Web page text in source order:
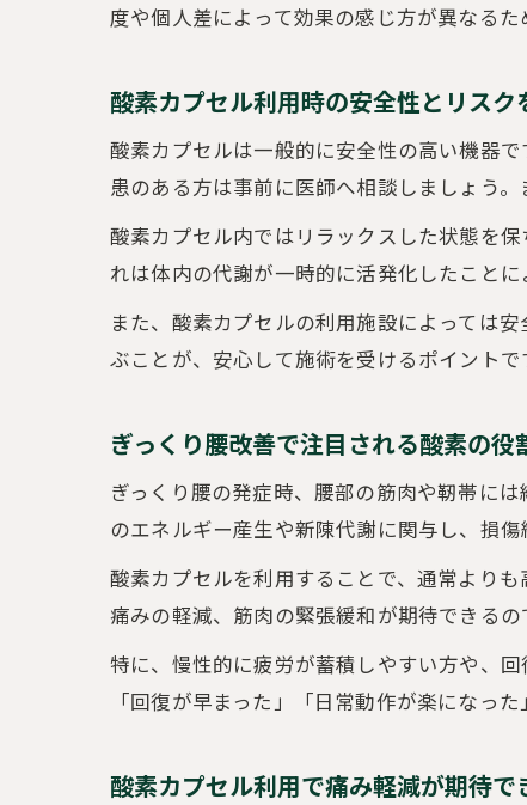
度や個人差によって効果の感じ方が異なるた
酸素カプセル利用時の安全性とリスク
酸素カプセルは一般的に安全性の高い機器
患のある方は事前に医師へ相談しましょう
酸素カプセル内ではリラックスした状態を
れは体内の代謝が一時的に活発化したこと
また、酸素カプセルの利用施設によっては
ぶことが、安心して施術を受けるポイントで
ぎっくり腰改善で注目される酸素の役
ぎっくり腰の発症時、腰部の筋肉や靭帯に
のエネルギー産生や新陳代謝に関与し、損傷
酸素カプセルを利用することで、通常より
痛みの軽減、筋肉の緊張緩和が期待できるの
特に、慢性的に疲労が蓄積しやすい方や、
「回復が早まった」「日常動作が楽になっ
酸素カプセル利用で痛み軽減が期待で